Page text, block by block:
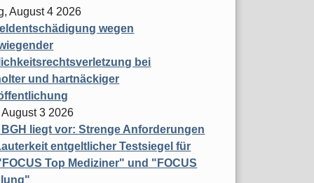
August 4 2026
wegen
bei
und hartnäckiger
3 2026
liegt vor: Strenge Anforderungen
entgeltlicher Testsiegel für
Top Mediziner" und "FOCUS